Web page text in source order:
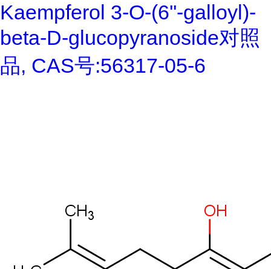
Kaempferol 3-O-(6''-galloyl)-
beta-D-glucopyranoside对照
品, CAS号:56317-05-6